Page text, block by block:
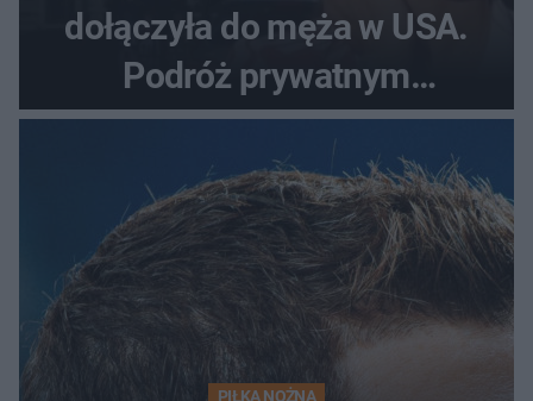
dołączyła do męża w USA.
Podróż prywatnym
odrzutowcem to dopiero
początek!
PIŁKA NOŻNA